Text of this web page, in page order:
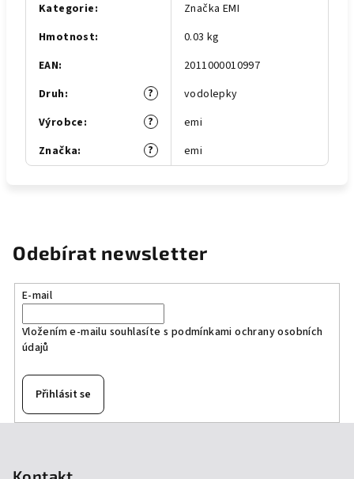
Kategorie:
Značka EMI
Hmotnost:
0.03 kg
EAN:
2011000010997
?
Druh:
vodolepky
?
Výrobce:
emi
?
Značka: emi
Odebírat newsletter
E-mail
Vložením e-mailu souhlasíte s podmínkami ochrany osobních
údajů
Přihlásit se